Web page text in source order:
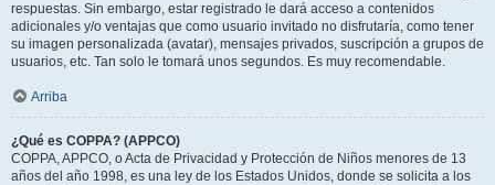
respuestas. Sin embargo, estar registrado le dará acceso a contenidos
adicionales y/o ventajas que como usuario invitado no disfrutaría, como tener
su imagen personalizada (avatar), mensajes privados, suscripción a grupos de
usuarios, etc. Tan solo le tomará unos segundos. Es muy recomendable.
Arriba
¿Qué es COPPA? (APPCO)
COPPA, APPCO, o Acta de Privacidad y Protección de Niños menores de 13
años del año 1998, es una ley de los Estados Unidos, donde se solicita a los